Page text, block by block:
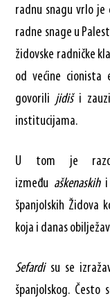
radnu snagu vrlo je
radne snage u
židovske radničke
od većine cionista
govorili jidiši
institucijama.
U tom je
između aškenaskihi
španjolskih Židova
koja i danas
Sefardisu se
španjolskog.